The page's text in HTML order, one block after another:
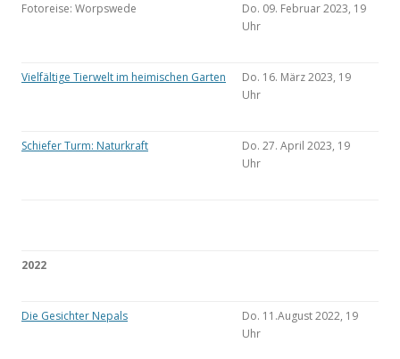
Fotoreise: Worpswede
Do. 09. Februar 2023, 19
Uhr
Vielfältige Tierwelt im heimischen Garten
Do. 16. März 2023, 19
Uhr
Schiefer Turm: Naturkraft
Do. 27. April 2023, 19
Uhr
2022
Die Gesichter Nepals
Do. 11.August 2022, 19
Uhr